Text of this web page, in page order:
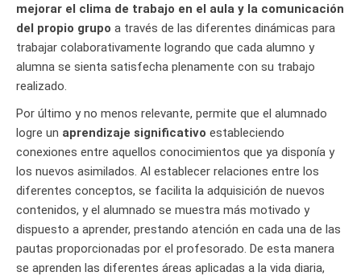
mejorar el clima de trabajo en el aula y la comunicación
del propio grupo a través de las diferentes dinámicas para
trabajar colaborativamente logrando que cada alumno y
alumna se sienta satisfecha plenamente con su trabajo
realizado.
Por último y no menos relevante, permite que el alumnado
logre un aprendizaje significativo estableciendo
conexiones entre aquellos conocimientos que ya disponía y
los nuevos asimilados. Al establecer relaciones entre los
diferentes conceptos, se facilita la adquisición de nuevos
contenidos, y el alumnado se muestra más motivado y
dispuesto a aprender, prestando atención en cada una de las
pautas proporcionadas por el profesorado. De esta manera
se aprenden las diferentes áreas aplicadas a la vida diaria,